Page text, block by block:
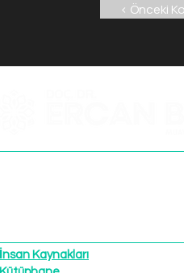
< Önceki
İnsan Kaynakları